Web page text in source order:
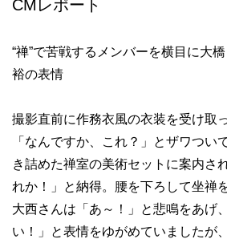
CMレポート
“禅”で苦戦するメンバーを横目に大
裕の表情
撮影直前に作務衣風の衣装を受け取
「なんですか、これ？」とザワつい
き詰めた禅室の美術セットに案内さ
れか！」と納得。腰を下ろして坐禅
大西さんは「あ～！」と悲鳴をあげ
い！」と表情をゆがめていましたが